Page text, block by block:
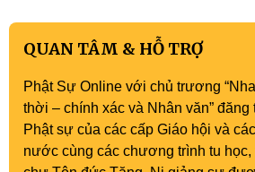
QUAN TÂM & HỖ TRỢ
Phật Sự Online với chủ trương
thời – chính xác và Nhân văn” đăng
Phật sự của các cấp Giáo hội và
nước cùng các chương trình tu học,